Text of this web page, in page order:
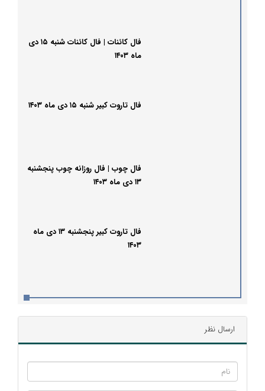
فال کائنات | فال کائنات شنبه ۱۵ دی
ماه ۱۴۰۳
فال تاروت کبیر شنبه ۱۵ دی ماه ۱۴۰۳
فال چوب | فال روزانه چوب پنجشنبه
۱۳ دی ماه ۱۴۰۳
فال تاروت کبیر پنجشنبه ۱۳ دی ماه
۱۴۰۳
ارسال نظر